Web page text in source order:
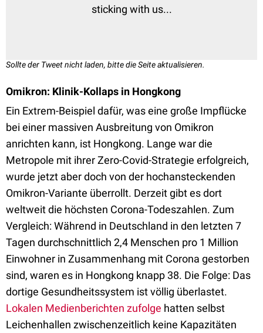
sticking with us...
Sollte der Tweet nicht laden, bitte die Seite aktualisieren.
Omikron: Klinik-Kollaps in Hongkong
Ein Extrem-Beispiel dafür, was eine große Impflücke
bei einer massiven Ausbreitung von Omikron
anrichten kann, ist Hongkong. Lange war die
Metropole mit ihrer Zero-Covid-Strategie erfolgreich,
wurde jetzt aber doch von der hochansteckenden
Omikron-Variante überrollt. Derzeit gibt es dort
weltweit die höchsten Corona-Todeszahlen. Zum
Vergleich: Während in Deutschland in den letzten 7
Tagen durchschnittlich 2,4 Menschen pro 1 Million
Einwohner in Zusammenhang mit Corona gestorben
sind, waren es in Hongkong knapp 38. Die Folge: Das
dortige Gesundheitssystem ist völlig überlastet.
Lokalen Medienberichten zufolge hatten selbst
Leichenhallen zwischenzeitlich keine Kapazitäten